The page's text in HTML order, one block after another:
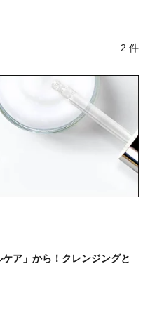
2 件
ア」から！クレンジングと